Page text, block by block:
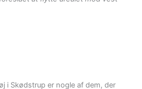
i Skødstrup er nogle af dem, der